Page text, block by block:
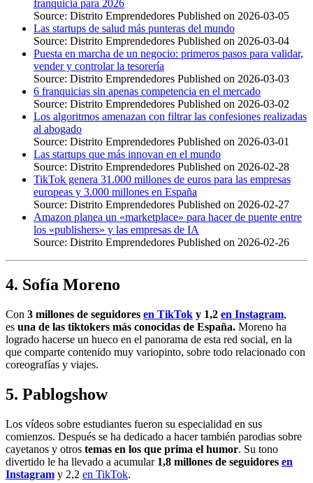
franquicia para 2026
Source: Distrito Emprendedores Published on 2026-03-05
Las startups de salud más punteras del mundo
Source: Distrito Emprendedores Published on 2026-03-04
Puesta en marcha de un negocio: primeros pasos para validar,
vender y controlar la tesorería
Source: Distrito Emprendedores Published on 2026-03-03
6 franquicias sin apenas competencia en el mercado
Source: Distrito Emprendedores Published on 2026-03-02
Los algoritmos amenazan con filtrar las confesiones realizadas
al abogado
Source: Distrito Emprendedores Published on 2026-03-01
Las startups que más innovan en el mundo
Source: Distrito Emprendedores Published on 2026-02-28
TikTok genera 31.000 millones de euros para las empresas
europeas y 3.000 millones en España
Source: Distrito Emprendedores Published on 2026-02-27
Amazon planea un «marketplace» para hacer de puente entre
los «publishers» y las empresas de IA
Source: Distrito Emprendedores Published on 2026-02-26
4. Sofía Moreno
Con 3 millones de seguidores en TikTok y 1,2 en Instagram,
es una de las tiktokers más conocidas de España. Moreno ha
logrado hacerse un hueco en el panorama de esta red social, en la
que comparte contenido muy variopinto, sobre todo relacionado con
coreografías y viajes.
5. Pablogshow
Los vídeos sobre estudiantes fueron su especialidad en sus
comienzos. Después se ha dedicado a hacer también parodias sobre
cayetanos y otros temas en los que prima el humor. Su tono
divertido le ha llevado a acumular 1,8 millones de seguidores en
Instagram y 2,2 en TikTok.